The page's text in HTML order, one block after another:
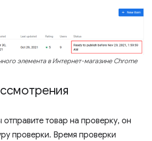
элемента в Интернет-магазине Chrome
отправите товар на проверку, он
проверки. Время проверки